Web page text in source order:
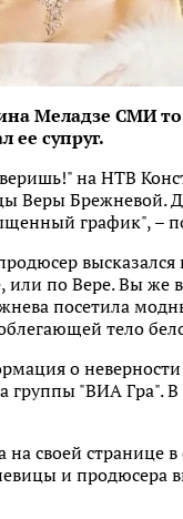
Меладзе СМИ
супруг.
на НТВ
Веры Брежневой.
график", –
по Вере. Вы же
посетила
тело
о
группы "ВИА Гра".
своей странице
и продюсера